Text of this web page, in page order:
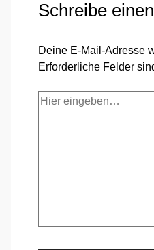
Schreibe
Deine E-Mail-Adresse
Erforderliche Felder
Hier